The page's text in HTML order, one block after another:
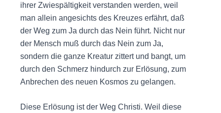
ihrer Zwiespältigkeit verstanden werden, weil
man allein angesichts des Kreuzes erfährt, daß
der Weg zum Ja durch das Nein führt. Nicht nur
der Mensch muß durch das Nein zum Ja,
sondern die ganze Kreatur zittert und bangt, um
durch den Schmerz hindurch zur Erlösung, zum
Anbrechen des neuen Kosmos zu gelangen.
Diese Erlösung ist der Weg Christi. Weil diese